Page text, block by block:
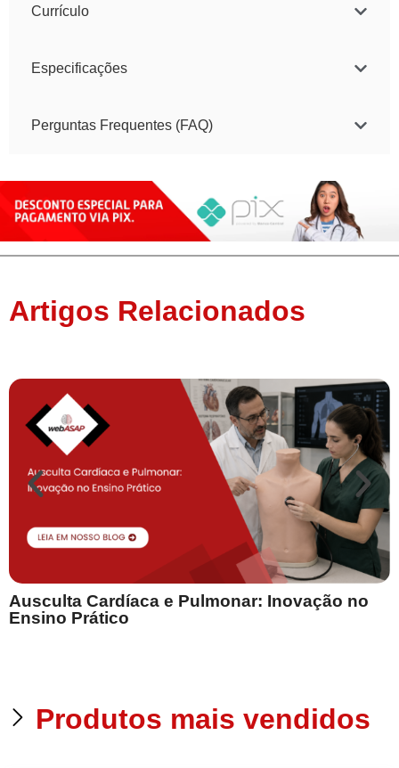
Currículo
Especificações
Perguntas Frequentes (FAQ)
Artigos Relacionados
Ausculta Cardíaca e Pulmonar: Inovação no
Ensino Prático
Produtos mais vendidos